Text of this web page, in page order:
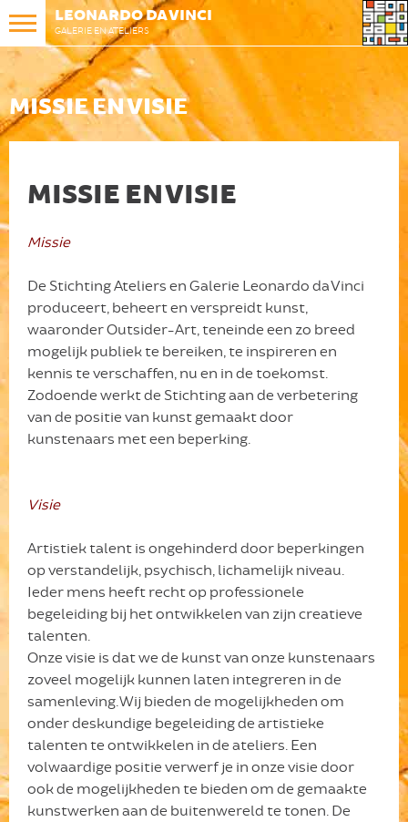
LEONARDO DA VINCI
GALERIE EN ATELIERS
MISSIE EN VISIE
MISSIE EN VISIE
Missie
De Stichting Ateliers en Galerie Leonardo da Vinci
produceert, beheert en verspreidt kunst,
waaronder Outsider-Art, teneinde een zo breed
mogelijk publiek te bereiken, te inspireren en
kennis te verschaffen, nu en in de toekomst.
Zodoende werkt de Stichting aan de verbetering
van de positie van kunst gemaakt door
kunstenaars met een beperking.
Visie
Artistiek talent is ongehinderd door beperkingen
op verstandelijk, psychisch, lichamelijk niveau.
Ieder mens heeft recht op professionele
begeleiding bij het ontwikkelen van zijn creatieve
talenten.
Onze visie is dat we de kunst van onze kunstenaars
zoveel mogelijk kunnen laten integreren in de
samenleving. Wij bieden de mogelijkheden om
onder deskundige begeleiding de artistieke
talenten te ontwikkelen in de ateliers. Een
volwaardige positie verwerf je in onze visie door
ook de mogelijkheden te bieden om de gemaakte
kunstwerken aan de buitenwereld te tonen. De